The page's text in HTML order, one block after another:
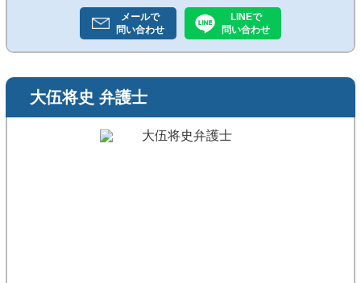
メールで
問い合わせ
LINEで
問い合わせ
大伍将史 弁護士